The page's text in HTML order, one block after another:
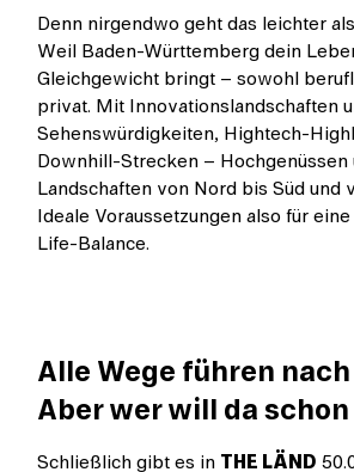
Denn nirgendwo geht das leichter
Weil Baden-Württemberg dein
Gleichgewicht bringt – sowohl
privat. Mit Innovationslandschaften
Sehenswürdigkeiten, Hightech-
Downhill-Strecken – Hochgenüssen
Landschaften von Nord bis Süd und
Ideale Voraussetzungen also für
Life-Balance.
Alle Wege führen
Aber wer will da
Schließlich gibt es in THE LÄND